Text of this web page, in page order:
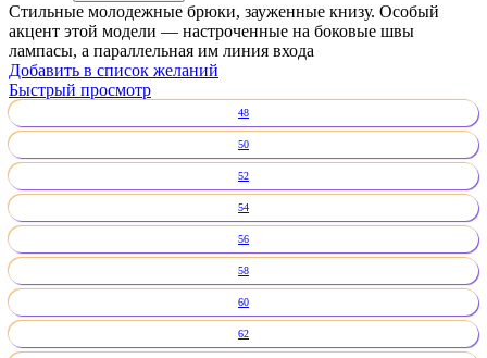
Стильные молодежные брюки, зауженные книзу. Особый
акцент этой модели — настроченные на боковые швы
лампасы, а параллельная им линия входа
Добавить в список желаний
Быстрый просмотр
48
50
52
54
56
58
60
62